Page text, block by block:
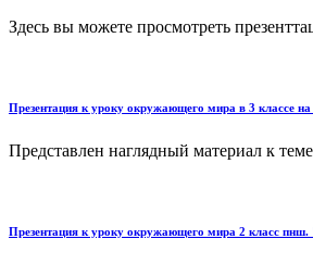
Здесь вы можете просмотреть
Презентация к уроку окружающего мира в 3 классе
Представлен наглядный материал к
Презентация к уроку окружающего мира 2 класс